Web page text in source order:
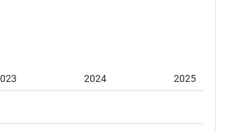
2024
2025